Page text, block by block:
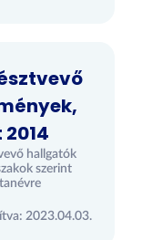
hallgatók
szerint
2023.04.03.